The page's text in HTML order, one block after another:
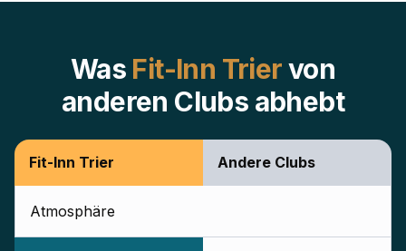
Was Fit-Inn Triervon
anderen Clubs abhebt
Fit-Inn Trier Andere Clubs
Atmosphäre